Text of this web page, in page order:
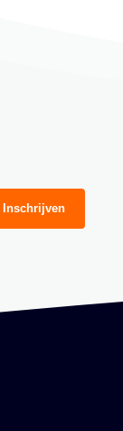
Inschrijven